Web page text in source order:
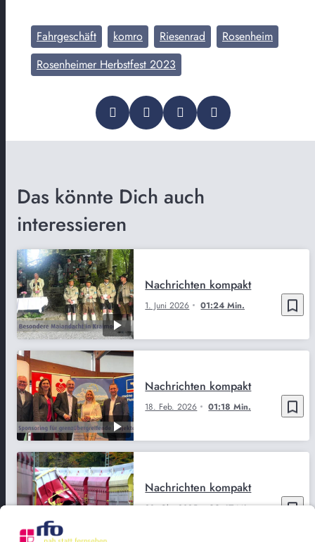
Fahrgeschäft komro Riesenrad
Rosenheim
Rosenheimer Herbstfest 2023
Das könnte Dich auch
interessieren
bookmark_border
1. Juni 2026 01:24 Min.
Nachrichten kompakt
bookmark_border
18. Feb. 2026 01:18 Min.
Nachrichten kompakt
bookmark_border
23. Okt. 2025 00:47 Min.
Nachrichten kompakt